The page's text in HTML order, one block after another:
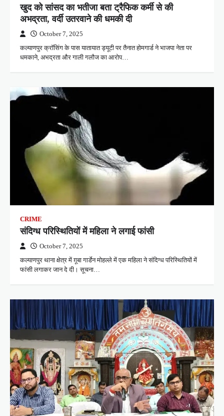
खुद को सांसद का भतीजा बता ट्रैफिक कर्मी से की
अभद्रता, वर्दी उतरवाने की धमकी दी
October 7, 2025
कल्याणपुर क्रॉसिंग के पास यातायात ड्यूटी पर तैनात होमगार्ड ने भाजपा नेता पर
धमकाने, अभद्रता और गाली गलौज का आरोप…
CRIME
संदिग्ध परिस्थितियों में महिला ने लगाई फांसी
October 7, 2025
कल्याणपुर थाना क्षेत्र में ग़ूबा गार्डेन मोहल्ले में एक महिला ने संदिग्ध परिस्थितियों में
फांसी लगाकर जान दे दी। सूचना…